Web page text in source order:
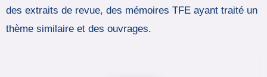
des extraits de revue, des mémoires TFE ayant traité un
thème similaire et des ouvrages.